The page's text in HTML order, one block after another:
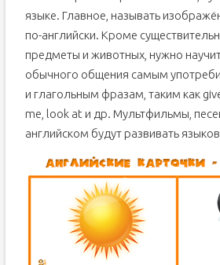
языке. Главное, называть
по-английски. Кроме
предметы и животных, нужно
обычного общения самым
и глагольным фразам, таким как
me, look at и др. Мультфильмы,
английском будут развивать